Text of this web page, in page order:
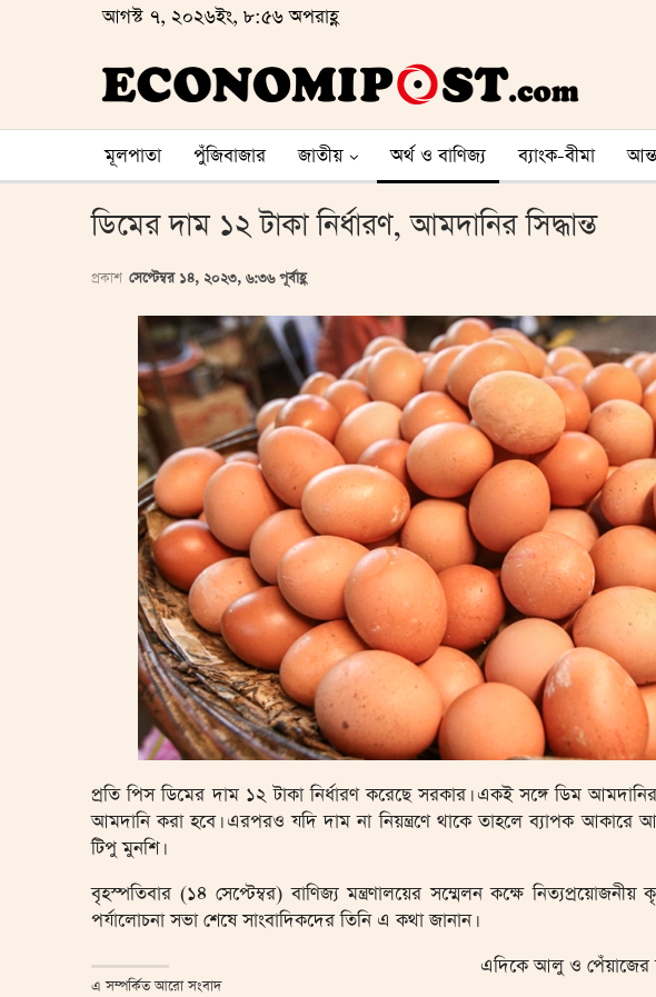
আগস্ট ৭, ২০২৬ইং, ৮:৫৬ অপরাহ্ণ
মূলপাতা পুঁজিবাজার জাতীয় অর্থ ও বাণিজ্য ব্যাংক-বীমা
ডিমের দাম ১২ টাকা নির্ধারণ, আমদানির সিদ্ধান্ত
প্রকাশ সেপ্টেম্বর ১৪, ২০২৩, ৬:৩৬ পূর্বাহ্ণ
প্রতি পিস ডিমের দাম ১২ টাকা নির্ধারণ করেছে সরকার। একই সঙ্গে ডিম আমদানির
আমদানি করা হবে। এরপরও যদি দাম না নিয়ন্ত্রণে থাকে তাহলে ব্যাপক আকারে
টিপু মুনশি।
বৃহস্পতিবার (১৪ সেপ্টেম্বর) বাণিজ্য মন্ত্রণালয়ের সম্মেলন কক্ষে
পর্যালোচনা সভা শেষে সাংবাদিকদের তিনি এ কথা জানান।
এ সম্পর্কিত আরো সংবাদ
এদিকে আলু ও পেঁয়াজের